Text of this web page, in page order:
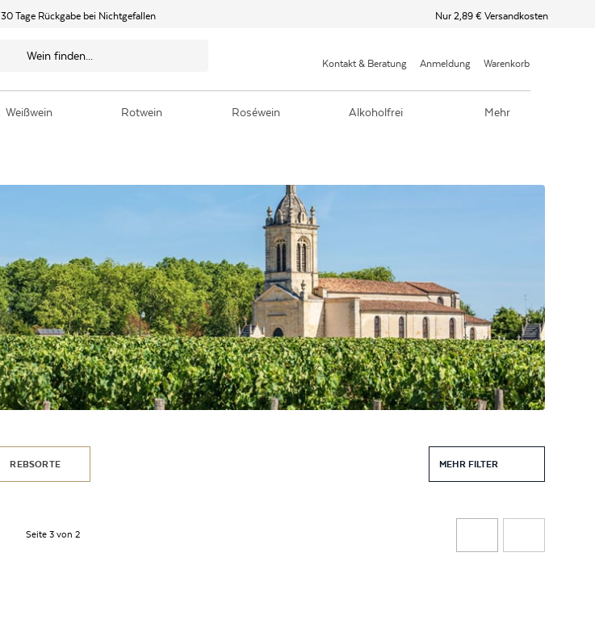
30 Tage Rückgabe bei Nichtgefallen Nur 2,89 € Versandkosten
Kontakt & Beratung Anmeldung Warenkorb
Weißwein Rotwein Roséwein Alkoholfrei Mehr
REBSORTE MEHR FILTER
Seite 3 von 2